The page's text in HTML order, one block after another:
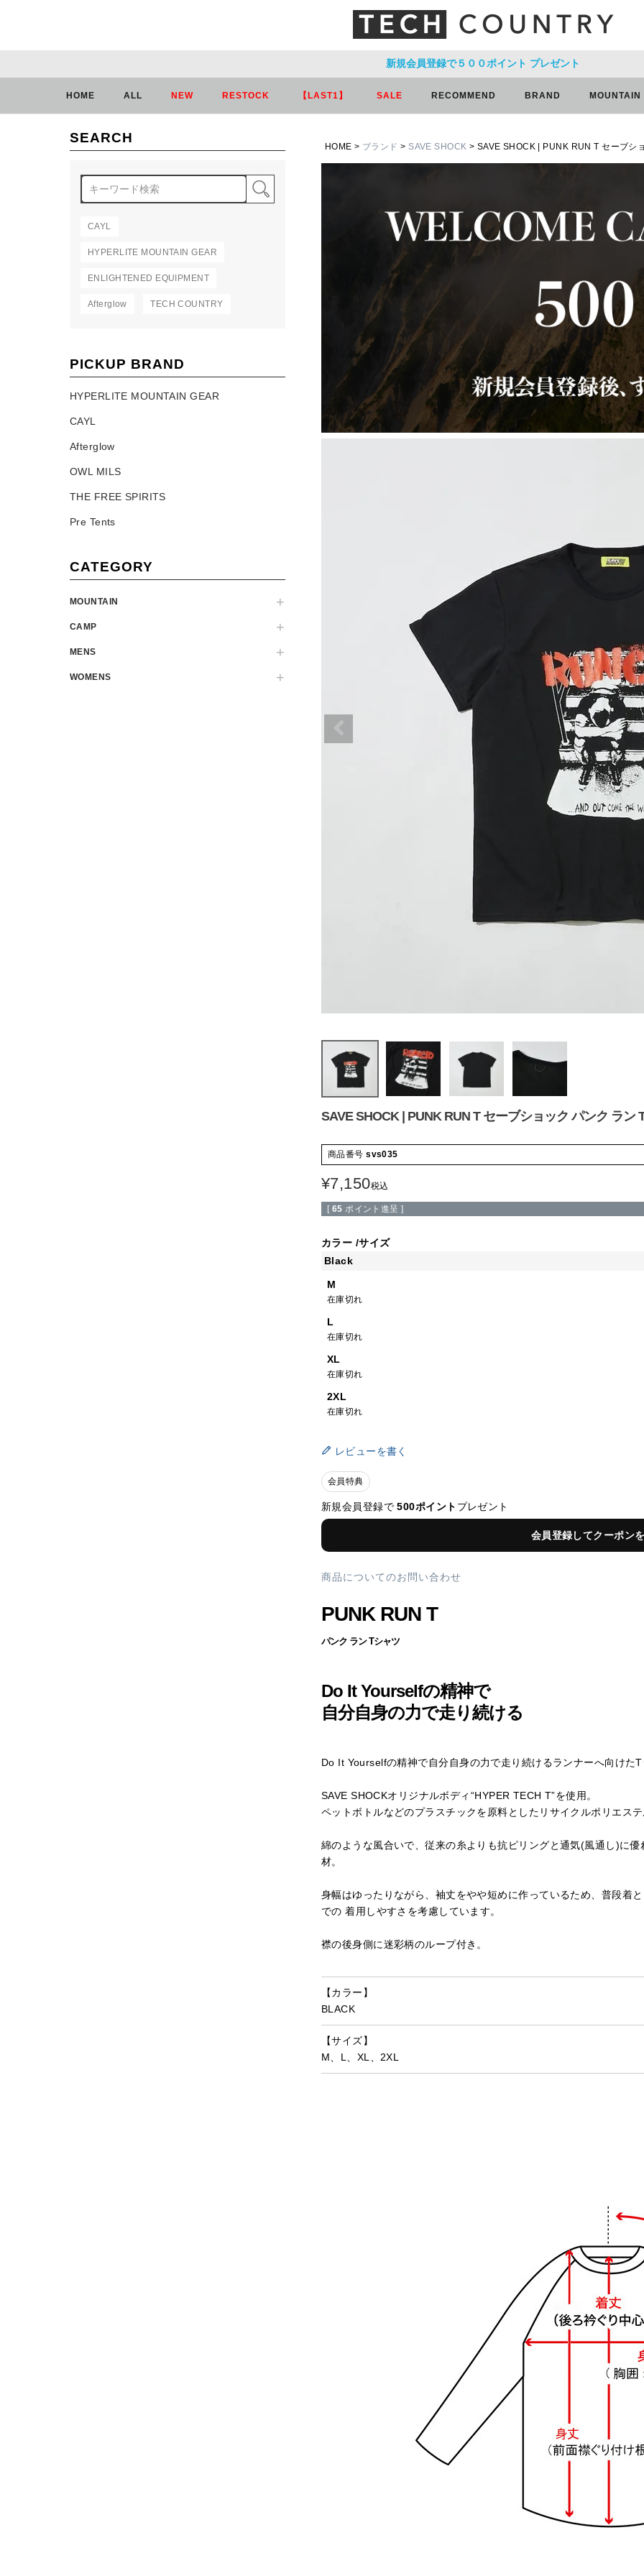
新規会員登録で５００ポイント プレゼント
HOME ALL NEW RESTOCK 【LAST1】 SALE RECOMMEND BRAND MOUNTAIN
SEARCH
CAYL
HYPERLITE MOUNTAIN GEAR
ENLIGHTENED EQUIPMENT
Afterglow TECH COUNTRY
PICKUP BRAND
HYPERLITE MOUNTAIN GEAR
CAYL
Afterglow
OWL MILS
THE FREE SPIRITS
Pre Tents
CATEGORY
MOUNTAIN
CAMP
MENS
WOMENS
HOME ブランド SAVE SHOCK SAVE SHOCK | PUNK RUN T セーブシ
SAVE SHOCK | PUNK RUN T セーブショック パンク ラン
商品番号 svs035
¥7,150税込
[ 65 ポイント進呈 ]
カラー サイズ
Black
M
在庫切れ
L
在庫切れ
XL
在庫切れ
2XL
在庫切れ
レビューを書く
会員特典
新規会員登録で500ポイント プレゼント
会員登録してクーポン
商品についてのお問い合わせ
PUNK RUN T
パンク ラン Tシャツ
Do It Yourselfの精神で
自分自身の力で走り続ける
Do It Yourselfの精神で自分自身の力で走り続けるランナーへ向けた
SAVE SHOCKオリジナルボディ“HYPER TECH T”を使用。
ペットボトルなどのプラスチックを原料としたリサイクルポリエス
綿のような風合いで、従来の糸よりも抗ピリングと通気(風通し)に
材。
身幅はゆったりながら、袖丈をやや短めに作っているため、普段着
での 着用しやすさを考慮しています。
襟の後身側に迷彩柄のループ付き。
【カラー】
BLACK
【サイズ】
M、L、XL、2XL